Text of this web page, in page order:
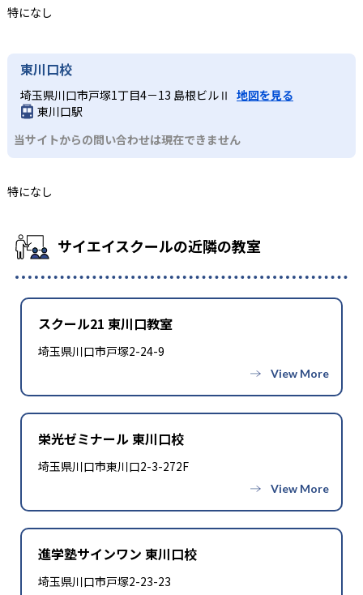
特になし
東川口校
埼玉県川口市戸塚1丁目4－13 島根ビルⅡ 地図を見る
東川口駅
当サイトからの問い合わせは現在できません
特になし
サイエイスクールの近隣の教室
スクール21 東川口教室
埼玉県川口市戸塚2-24-9
栄光ゼミナール 東川口校
埼玉県川口市東川口2-3-272F
進学塾サインワン 東川口校
埼玉県川口市戸塚2-23-23